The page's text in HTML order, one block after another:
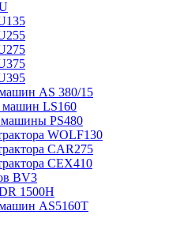
AS 380/15
машин LS160
машины PS480
WOLF130
CAR275
CEX410
BV3
1500H
AS5160T